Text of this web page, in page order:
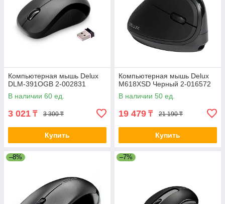
Компьютерная мышь Delux
DLM-391OGB 2-002831
В наличии 60 ед.
3 021 ₸ 3 300 ₸
Купить
Компьютерная мышь Delux
M618XSD Черный 2-016572
В наличии 50 ед.
19 479 ₸ 21 190 ₸
Купить
–8% –7%